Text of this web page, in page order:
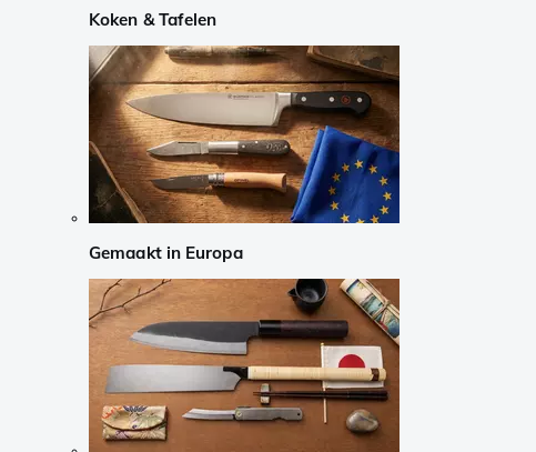
Koken & Tafelen
Gemaakt in Europa